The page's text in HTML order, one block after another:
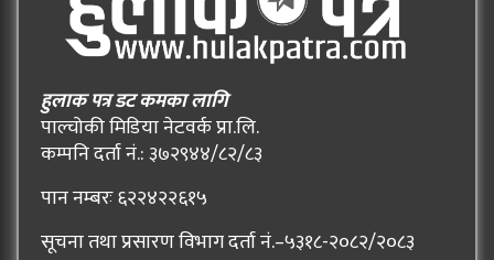
हुलाक पत्र डट कमका लागि
पाल्चोकी मिडिया नेटवर्क प्रा.लि.
कम्पनि दर्ता नं.: ३७२९४४/८२/८३
पान नम्बरः ६२२४२२६१५
सूचना तथा प्रसारण विभाग दर्ता नं.–५३१८-२०८२/२०८३